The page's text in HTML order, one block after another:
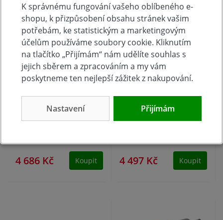
Makita GA9040R
úhlová bruska s
elektronikou
4 686 Kč Koupit
GA9030X01 Úhlová
bruska s antivibrační
rukojetí 230mm,2400W
4 497 Kč Koupit
K správnému fungování vašeho oblíbeného e-
shopu, k přizpůsobení obsahu stránek vašim
potřebám, ke statistickým a marketingovým
účelům používáme soubory cookie. Kliknutím
na tlačítko „Přijímám“ nám udělíte souhlas s
jejich sběrem a zpracováním a my vám
poskytneme ten nejlepší zážitek z nakupování.
Nastavení Přijímám